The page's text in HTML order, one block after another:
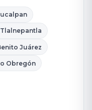
Tlalnepantla
Juárez
Obregón